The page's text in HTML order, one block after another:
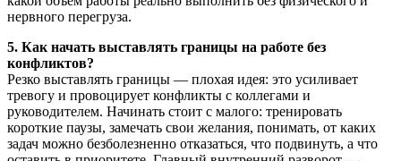
нервного перегруза.
5. Как начать выставлять границы на работе без
конфликтов?
Резко выставлять границы — плохая идея: это усиливает
тревогу и провоцирует конфликты с коллегами и
руководителем. Начинать стоит с малого: тренировать
короткие паузы, замечать свои желания, понимать, от каких
задач можно безболезненно отказаться, что подвинуть, а что